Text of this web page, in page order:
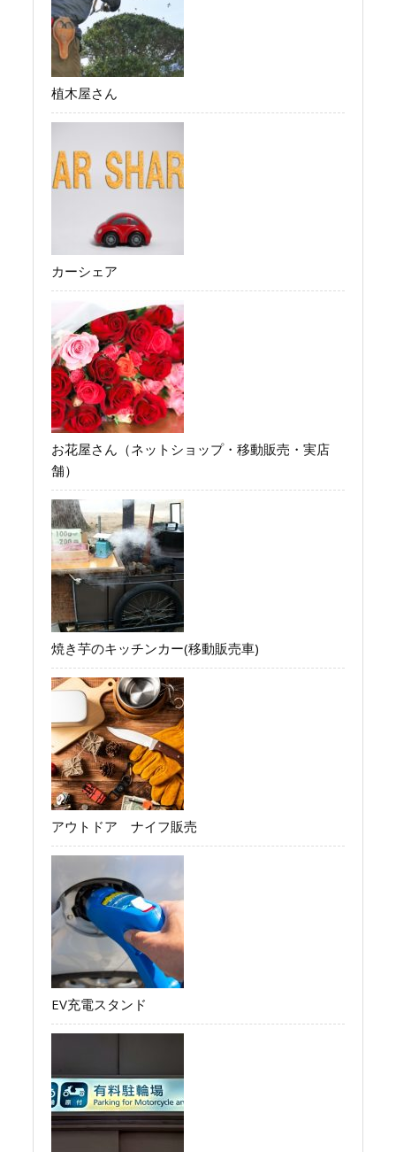
植木屋さん
カーシェア
お花屋さん（ネットショップ・移動販売・実店
舗）
焼き芋のキッチンカー(移動販売車)
アウトドア ナイフ販売
EV充電スタンド